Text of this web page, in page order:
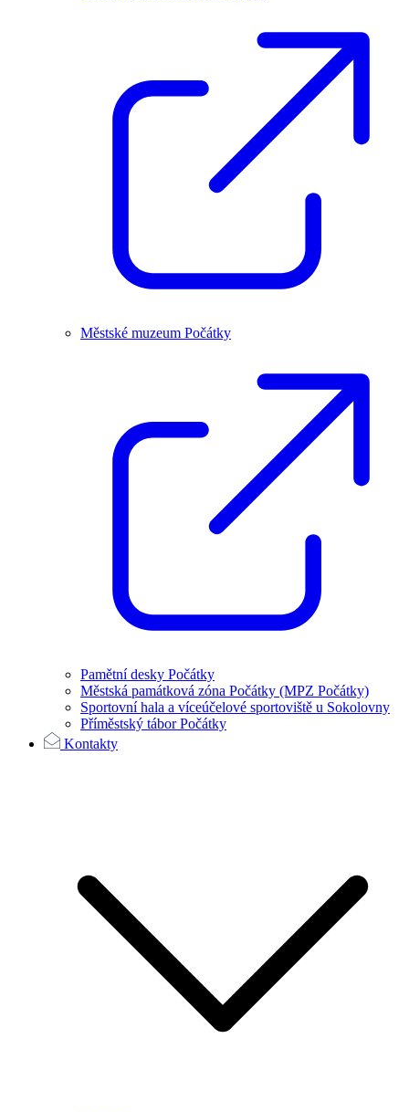
Městské muzeum Počátky
Pamětní desky Počátky
Městská památková zóna Počátky (MPZ Počátky)
Sportovní hala a víceúčelové sportoviště u Sokolovny
Příměstský tábor Počátky
Kontakty